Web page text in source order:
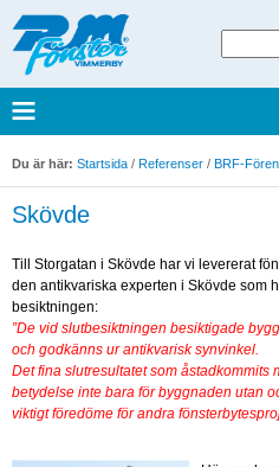
Du är här: Startsida / Referenser / BRF-
Skövde
Till Storgatan i Skövde har vi levererat
den antikvariska experten i Skövde som
besiktningen:
”De vid slutbesiktningen besiktigade
och godkänns ur antikvarisk synvinkel.
Det fina slutresultatet som åstadkommits
betydelse inte bara för byggnaden utan
viktigt föredöme för andra